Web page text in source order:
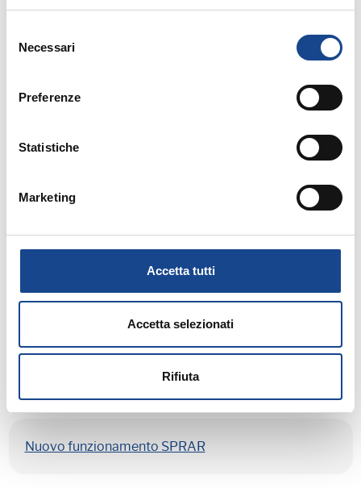
delNecessari
Preferenze
Statistiche
Marketing
Accetta tutti
Accetta selezionati
Rifiuta
Referendum Costituzionale del 4 dicembre 2016:
Referendum Costituzionale del 4 dicembre 2016:
Nuovo funzionamento SPRAR